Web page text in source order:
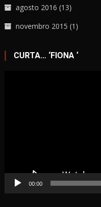
agosto 2016 (13)
novembro 2015 (1)
CURTA… ‘FIONA ‘
00:00